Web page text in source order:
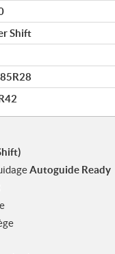
Shift
Autoguide Ready